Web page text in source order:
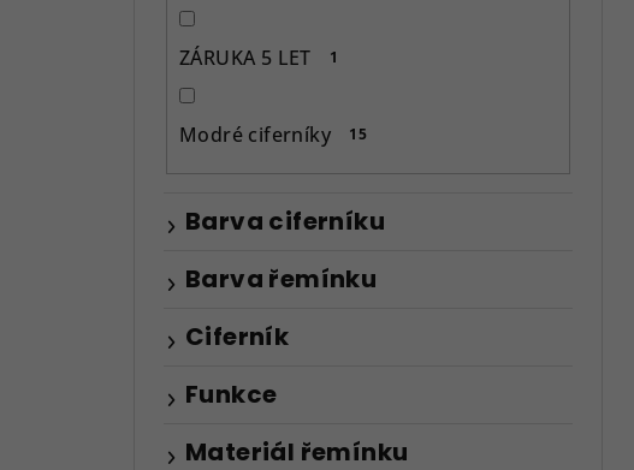
ZÁRUKA 5 LET 1
Modré ciferníky 15
Barva ciferníku
Barva řemínku
Ciferník
Funkce
Materiál řemínku